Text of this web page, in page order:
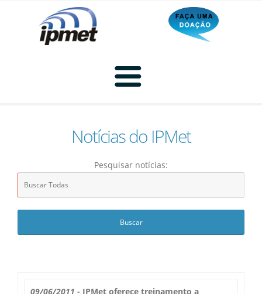
Home
Radar Animado
Radar Cidades
Notícias do IPMet
Pesquisar notícias:
09/06/2011 - IPMet oferece treinamento a